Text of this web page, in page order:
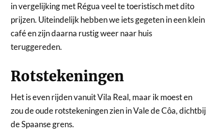
in vergelijking met Régua veel te toeristisch met dito
prijzen. Uiteindelijk hebben we iets gegeten in een klein
café en zijn daarna rustig weer naar huis
teruggereden.
Rotstekeningen
Het is even rijden vanuit Vila Real, maar ik moest en
zou de oude rotstekeningen zien in Vale de Côa, dichtbij
de Spaanse grens.